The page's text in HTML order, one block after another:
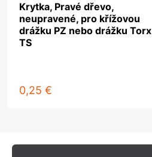
Krytka, Pravé dřevo,
neupravené, pro křížovou
drážku PZ nebo drážku Torx
TS
0,25 €